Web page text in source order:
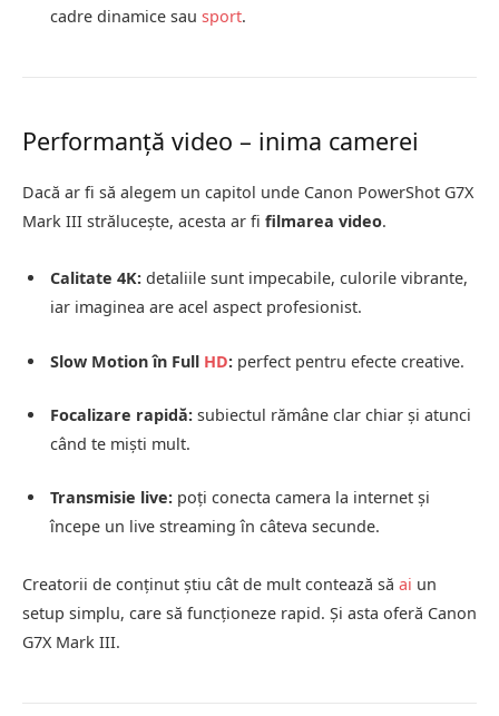
cadre dinamice sau sport.
Performanță video – inima camerei
Dacă ar fi să alegem un capitol unde Canon PowerShot G7X
Mark III strălucește, acesta ar fi filmarea video.
Calitate 4K: detaliile sunt impecabile, culorile vibrante,
iar imaginea are acel aspect profesionist.
Slow Motion în Full HD: perfect pentru efecte creative.
Focalizare rapidă: subiectul rămâne clar chiar și atunci
când te miști mult.
Transmisie live: poți conecta camera la internet și
începe un live streaming în câteva secunde.
Creatorii de conținut știu cât de mult contează să ai un
setup simplu, care să funcționeze rapid. Și asta oferă Canon
G7X Mark III.